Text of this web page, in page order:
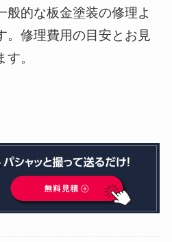
般的な板金塗装の修理よ
。修理費用の目安とお見
。